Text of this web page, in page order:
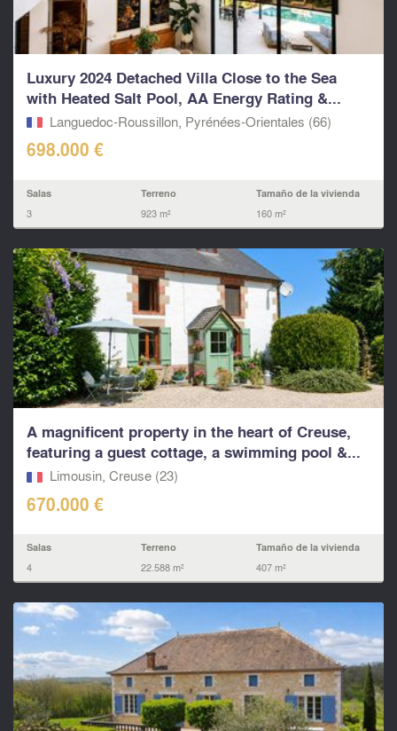
Luxury 2024 Detached Villa Close to the Sea
with Heated Salt Pool, AA Energy Rating &...
Languedoc-Roussillon, Pyrénées-Orientales (66)
698.000 €
Salas
3
Terreno
923 m²
Tamaño de la vivienda
160 m²
A magnificent property in the heart of Creuse,
featuring a guest cottage, a swimming pool &...
Limousin, Creuse (23)
670.000 €
Salas
4
Terreno
22.588 m²
Tamaño de la vivienda
407 m²